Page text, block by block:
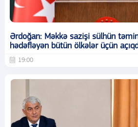
Ərdoğan: Məkkə sazişi sülhün təmin
hədəfləyən bütün ölkələr üçün
19:00